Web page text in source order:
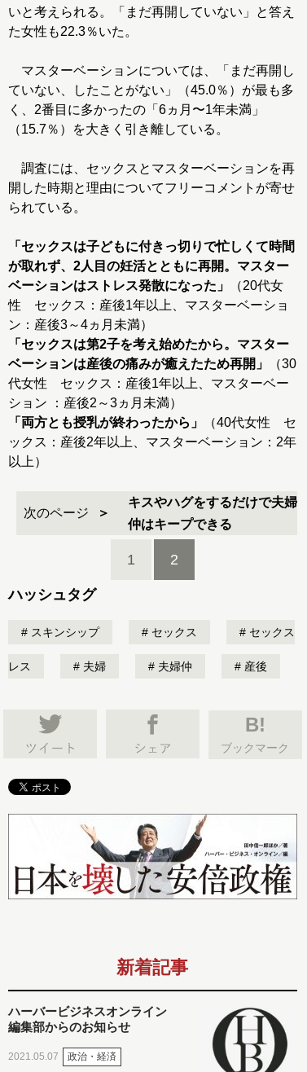
いと考えられる。「まだ再開していない」と答え
た女性も22.3％いた。
マスターベーションについては、「まだ再開し
ていない、したことがない」（45.0％）が最も多
く、2番目に多かったの「6ヵ月〜1年未満」
（15.7％）を大きく引き離している。
調査には、セックスとマスターベーションを再
開した時期と理由についてフリーコメントが寄せ
られている。
「セックスは子どもに付きっ切りで忙しくて時間
が取れず、2人目の妊活とともに再開。マスター
ベーションはストレス発散になった」
（20代女
性 セックス：産後1年以上、マスターベーショ
「セックスは第2子を考え始めたから。マスター
ベーションは産後の痛みが癒えたため再開」
（30
代女性 セックス：産後1年以上、マスターベー
「両方とも授乳が終わったから」
（40代女性 セ
ックス：産後2年以上、マスターベーション：2年
以上）
次のページ
キスやハグをするだけで夫婦
仲はキープできる
1 2
ハッシュタグ
スキンシップ セックス セックス
レス 夫婦 夫婦仲 産後
B!
ブックマーク
新着記事
ハーバービジネスオンライン
編集部からのお知らせ
2021.05.07 政治・経済